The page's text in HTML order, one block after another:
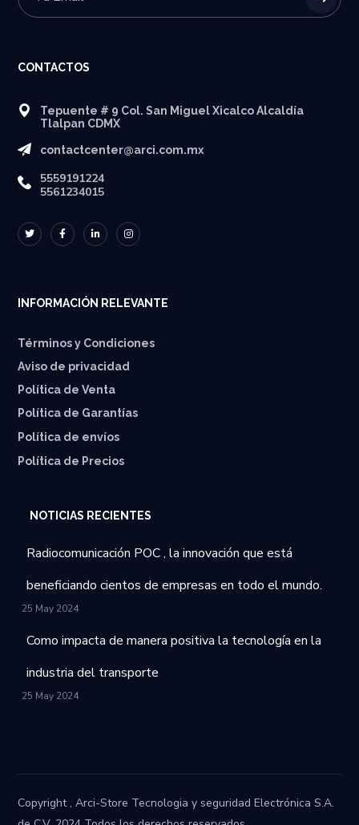
CONTACTOS
Tepuente # 9 Col. San Miguel Xicalco Alcaldía
Tlalpan CDMX
contactcenter@arci.com.mx
5559191224
5561234015
INFORMACIÓN RELEVANTE
Términos y Condiciones
Aviso de privacidad
Política de Venta
Política de Garantías
⁠Política de envíos
Política de Precios
NOTICIAS RECIENTES
Radiocomunicación POC , la innovación que está
beneficiando cientos de empresas en todo el mundo.
25 May 2024
Como impacta de manera positiva la tecnología en la
industria del transporte
25 May 2024
Copyright , Arci-Store Tecnologia y seguridad Electrónica S.A.